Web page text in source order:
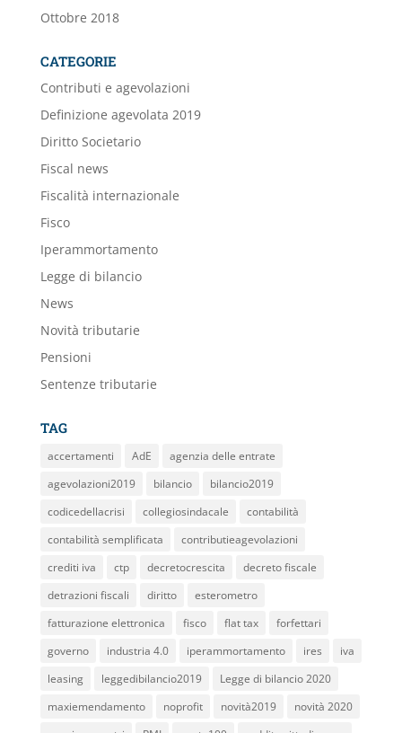
Ottobre 2018
CATEGORIE
Contributi e agevolazioni
Definizione agevolata 2019
Diritto Societario
Fiscal news
Fiscalità internazionale
Fisco
Iperammortamento
Legge di bilancio
News
Novità tributarie
Pensioni
Sentenze tributarie
TAG
accertamenti AdE
agenzia delle entrate
agevolazioni2019
bilancio
bilancio2019
codicedellacrisi
collegiosindacale
contabilità
contabilità semplificata
contributieagevolazioni
crediti iva
ctp decretocrescita
decreto fiscale
detrazioni fiscali
diritto
esterometro
fatturazione elettronica
fisco flat tax
forfettari
governo
industria 4.0 iperammortamento ires
iva
leasing
leggedibilancio2019
Legge di bilancio 2020
maxiemendamento
noprofit novità2019
novità 2020